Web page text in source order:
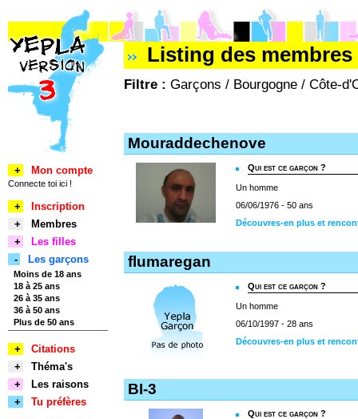
Listing des
Filtre : Garçons / Bourgogne / Côte-
Mouraddechenove
Qui est ce garçon ?
Un homme
06/06/1976 - 50 ans
Découvres-en plus et
flumaregan
Qui est ce garçon ?
Un homme
06/10/1997 - 28 ans
Découvres-en plus et
BI-3
Qui est ce garçon ?
+ Mon compte
Connecte toi ici !
+
Inscription
+
Membres
+
Les filles
-
Les garçons
Moins de 18 ans
18 à 25 ans
26 à 35 ans
36 à 50 ans
Plus de 50 ans
+
Citations
+
Théma's
+
Les raisons
+
Tu préfères